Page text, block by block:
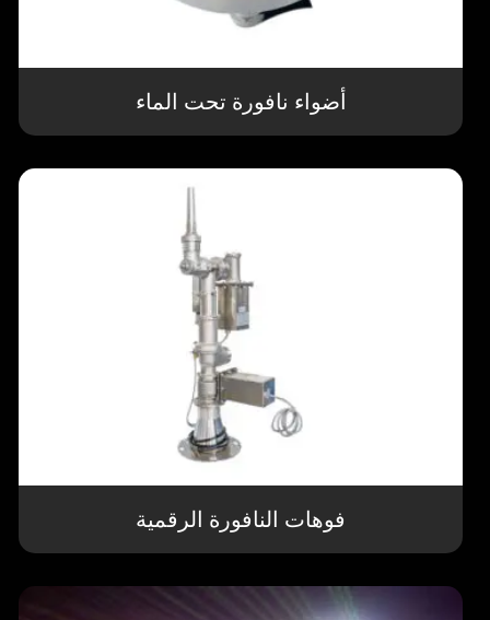
أضواء نافورة تحت الماء
فوهات النافورة الرقمية